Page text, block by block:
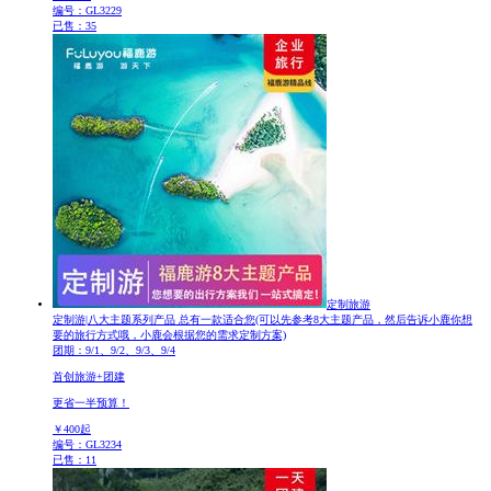
编号：GL3229
已售：35
定制旅游
定制游|八大主题系列产品 总有一款适合您(可以先参考8大主题产品，然后告诉小鹿你想
要的旅行方式哦，小鹿会根据您的需求定制方案)
团期：9/1、9/2、9/3、9/4
首创旅游+团建
更省一半预算！
￥400起
编号：GL3234
已售：11